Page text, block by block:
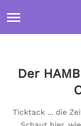
Der
Ticktack ... die